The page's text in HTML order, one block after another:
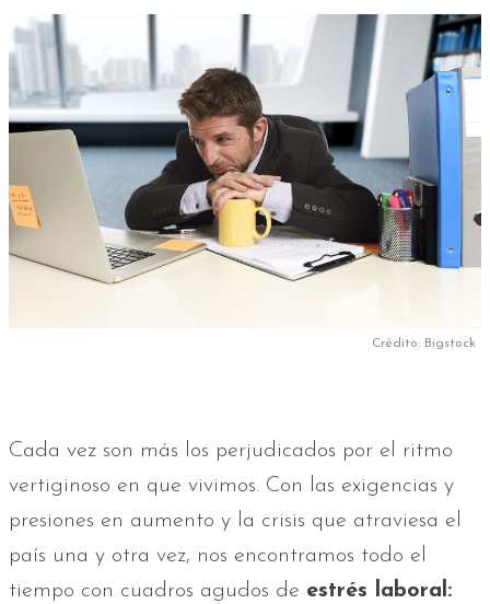
Crédito: Bigstock
Cada vez son más los perjudicados por el ritmo
vertiginoso en que vivimos. Con las exigencias y
presiones en aumento y la crisis que atraviesa el
país una y otra vez, nos encontramos todo el
tiempo con cuadros agudos de estrés laboral: